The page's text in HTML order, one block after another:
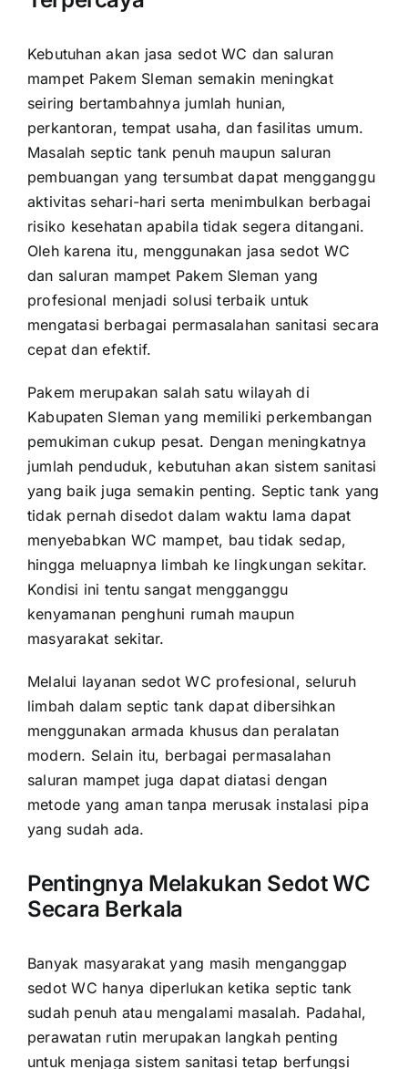
Kebutuhan akan jasa sedot WC dan saluran
mampet Pakem Sleman semakin meningkat
seiring bertambahnya jumlah hunian,
perkantoran, tempat usaha, dan fasilitas umum.
Masalah septic tank penuh maupun saluran
pembuangan yang tersumbat dapat mengganggu
aktivitas sehari-hari serta menimbulkan berbagai
risiko kesehatan apabila tidak segera ditangani.
Oleh karena itu, menggunakan jasa sedot WC
dan saluran mampet Pakem Sleman yang
profesional menjadi solusi terbaik untuk
mengatasi berbagai permasalahan sanitasi secara
cepat dan efektif.
Pakem merupakan salah satu wilayah di
Kabupaten Sleman yang memiliki perkembangan
pemukiman cukup pesat. Dengan meningkatnya
jumlah penduduk, kebutuhan akan sistem sanitasi
yang baik juga semakin penting. Septic tank yang
tidak pernah disedot dalam waktu lama dapat
menyebabkan WC mampet, bau tidak sedap,
hingga meluapnya limbah ke lingkungan sekitar.
Kondisi ini tentu sangat mengganggu
kenyamanan penghuni rumah maupun
masyarakat sekitar.
Melalui layanan sedot WC profesional, seluruh
limbah dalam septic tank dapat dibersihkan
menggunakan armada khusus dan peralatan
modern. Selain itu, berbagai permasalahan
saluran mampet juga dapat diatasi dengan
metode yang aman tanpa merusak instalasi pipa
yang sudah ada.
Pentingnya Melakukan Sedot WC
Secara Berkala
Banyak masyarakat yang masih menganggap
sedot WC hanya diperlukan ketika septic tank
sudah penuh atau mengalami masalah. Padahal,
perawatan rutin merupakan langkah penting
untuk menjaga sistem sanitasi tetap berfungsi